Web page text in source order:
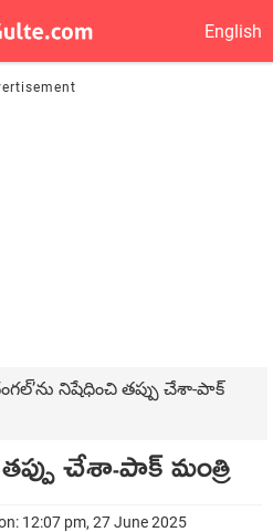
English
నిషేధించి తప్పు చేశా-పాక్
చేశా-పాక్ మంత్రి
12:07 pm, 27 June 2025